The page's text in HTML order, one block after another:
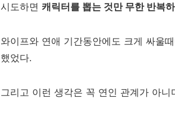
시도하면 캐릭터를 뽑는 것만 무한 반복
와이프와 연애 기간동안에도 크게 싸울
했었다.
그리고 이런 생각은 꼭 연인 관계가 아